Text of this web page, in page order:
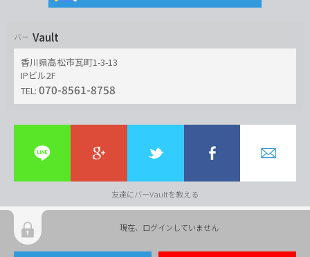
バー Vault
香川県高松市瓦町1-3-13
IPビル2F
TEL: 070-8561-8758
友達にバーVaultを教える
現在、ログインしていません